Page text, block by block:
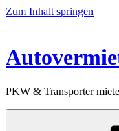
Zum Inhalt springen
PKW & Transporter